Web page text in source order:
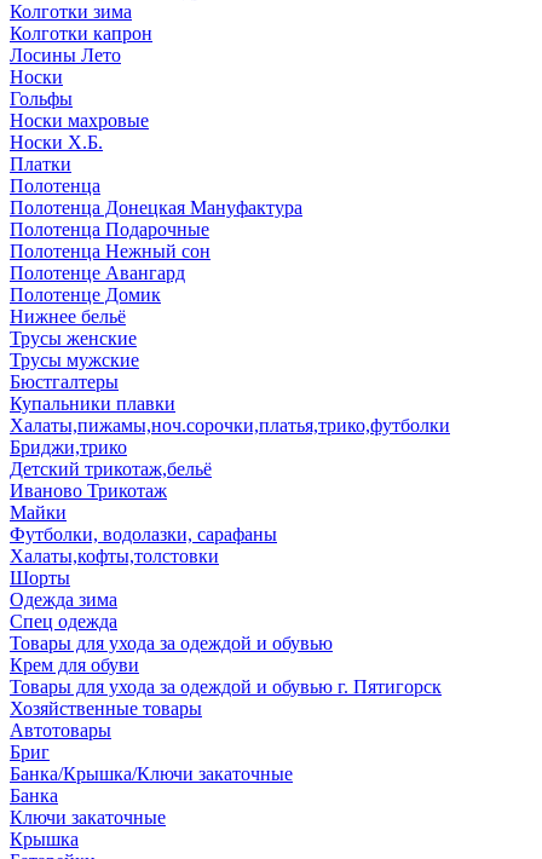
Колготки зима
Колготки капрон
Лосины Лето
Носки
Гольфы
Носки махровые
Носки Х.Б.
Платки
Полотенца
Полотенца Донецкая Мануфактура
Полотенца Подарочные
Полотенца Нежный сон
Полотенце Авангард
Полотенце Домик
Нижнее бельё
Трусы женские
Трусы мужские
Бюстгалтеры
Купальники плавки
Халаты,пижамы,ноч.сорочки,платья,трико,футболки
Бриджи,трико
Детский трикотаж,бельё
Иваново Трикотаж
Майки
Футболки, водолазки, сарафаны
Халаты,кофты,толстовки
Шорты
Одежда зима
Спец одежда
Товары для ухода за одеждой и обувью
Крем для обуви
Товары для ухода за одеждой и обувью г. Пятигорск
Хозяйственные товары
Автотовары
Бриг
Банка/Крышка/Ключи закаточные
Банка
Ключи закаточные
Крышка